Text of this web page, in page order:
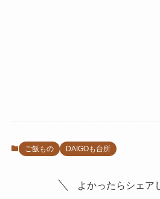
ご飯もの DAIGOも台所
よかったらシェア